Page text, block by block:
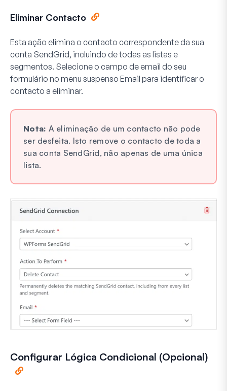
Eliminar Contacto
Esta ação elimina o contacto correspondente da sua
conta SendGrid, incluindo de todas as listas e
segmentos. Selecione o campo de email do seu
formulário no menu suspenso Email para identificar o
contacto a eliminar.
Nota: A eliminação de um contacto não pode
ser desfeita. Isto remove o contacto de toda a
sua conta SendGrid, não apenas de uma única
lista.
Configurar Lógica Condicional (Opcional)